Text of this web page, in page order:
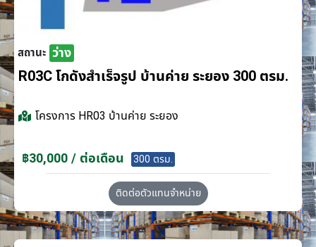
สถานะ ว่าง
R03C โกดังสำเร็จรูป บ้านค่าย ระยอง 300 ตรม.
โครงการ HR03 บ้านค่าย ระยอง
฿30,000 / ต่อเดือน 300 ตรม.
ติดต่อตัวแทนจำหน่าย